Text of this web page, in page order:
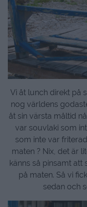
Vi åt lunch direkt på
nog världens
åt sin värsta måltid
var souvlaki som
som inte var
maten ? Nix, det är
känns så pinsamt
på maten. Så vi
sedan och